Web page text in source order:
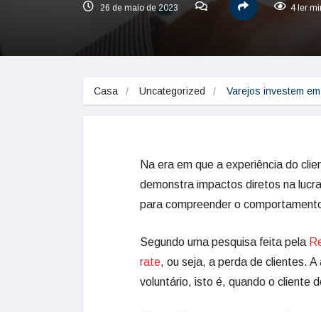
26 de maio de 2023 4 ler
Casa Uncategorized Varejos investem
Na era em que a experiência do
demonstra impactos diretos na
para compreender o
Segundo uma pesquisa feita pela
rate, ou seja, a perda de clientes.
voluntário, isto é, quando o cliente